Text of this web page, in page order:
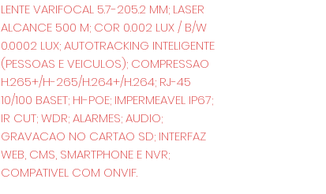
LENTE VARIFOCAL 5.7-205.2 MM; LASER
ALCANCE 500 M; COR 0.002 LUX / B/W
0.0002 LUX; AUTOTRACKING INTELIGENTE
(PESSOAS E VEICULOS); COMPRESSAO
H.265+/H-265/H.264+/H.264; RJ-45
10/100 BASET; HI-POE; IMPERMEAVEL IP67;
IR CUT; WDR; ALARMES; AUDIO;
GRAVACAO NO CARTAO SD; INTERFAZ
WEB, CMS, SMARTPHONE E NVR;
COMPATIVEL COM ONVIF.